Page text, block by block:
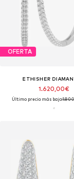
OFERTA
ETHISHER
1.620,00€
Último precio más bajo: